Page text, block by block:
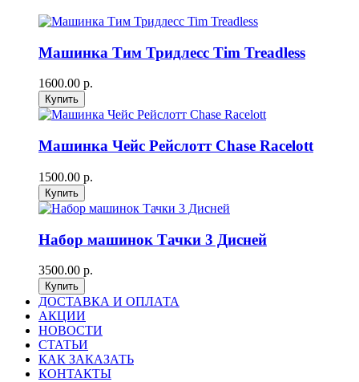
Машинка Тим Тридлесс Tim Treadless
1600.00 р.
Машинка Чейс Рейслотт Chase Racelott
1500.00 р.
Набор машинок Тачки 3 Дисней
3500.00 р.
ДОСТАВКА И ОПЛАТА
АКЦИИ
НОВОСТИ
СТАТЬИ
КАК ЗАКАЗАТЬ
КОНТАКТЫ